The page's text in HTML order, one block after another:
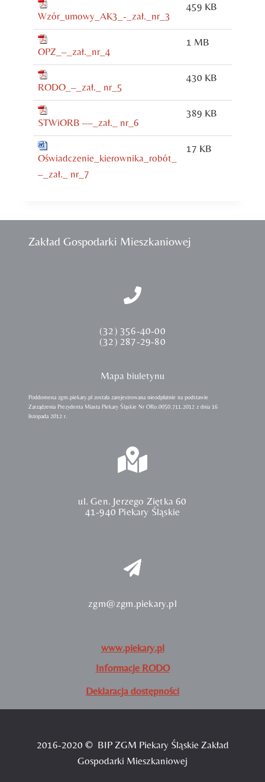
Wzór_umowy_AK3_-_zał._nr_3
459 KB
OPZ_–_zał._nr_4
1 MB
RODO_–_zał._ nr_5
430 KB
STWiORB ––_zał._ nr_6
389 KB
Oświadczenie_kierownika_robót_
–_zał._ nr_7
17 KB
Zakład Gospodarki Mieszkaniowej
(32) 356-40-00
(32) 287-29-80
Mapa biuletynu
Poddomena zgm.piekary.pl została zarejestrowana nieodpłatnie na podstawie
Zarządzenia Prezydenta Miasta Piekary Śląskie Nr ORo.0050.711.2012 z dnia 16
listopada 2012 r.
ul. Gen. Jerzego Ziętka 60
41-940 Piekary Śląskie
zgm@zgm.piekary.pl
www.piekary.pl
Informacje RODO
Deklaracja dostępności
2016-2020 © BIP ZGM Piekary Śląskie Zakład
Gospodarki Mieszkaniowej